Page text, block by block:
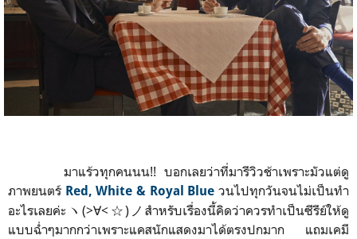
มาแร้วทุกคนนน!! บอกเลยว่าที่มารีวิวช้าเพราะมัวแต่ดู
ภาพยนตร์ Red, White & Royal Blue วนไปทุกวันจนไม่เป็นทำ
อะไรเลยค่ะヽ(>∀<☆)ノสำหรับเรื่องนี้คิดว่าควรทำเป็นซีรีย์ให้ดู
แบบฉ่ำๆมากกว่าเพราะแคสนักแสดงมาได้ตรงปกมาก แถมเคมี